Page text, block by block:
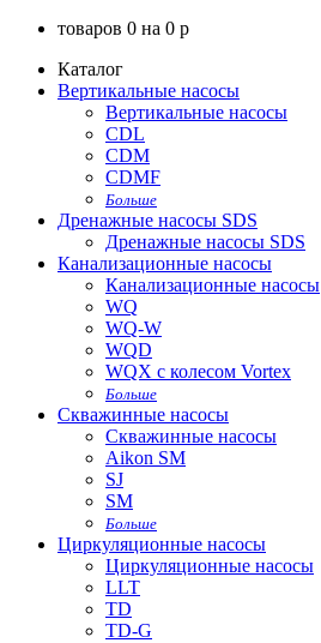
товаров 0 на 0 p
Каталог
Вертикальные насосы
Вертикальные насосы
CDL
CDM
CDMF
Больше
Дренажные насосы SDS
Дренажные насосы SDS
Канализационные насосы
Канализационные насосы
WQ
WQ-W
WQD
WQX с колесом Vortex
Больше
Скважинные насосы
Скважинные насосы
Aikon SM
SJ
SM
Больше
Циркуляционные насосы
Циркуляционные насосы
LLT
TD
TD-G